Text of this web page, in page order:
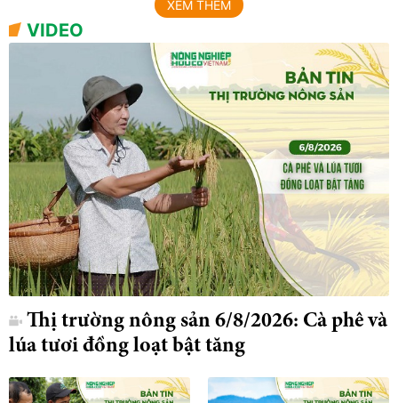
XEM THÊM
VIDEO
Thị trường nông sản 6/8/2026: Cà phê và
lúa tươi đồng loạt bật tăng